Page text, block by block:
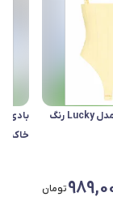
بادی زنانه پپا مدل Lucky رنگ
تومان